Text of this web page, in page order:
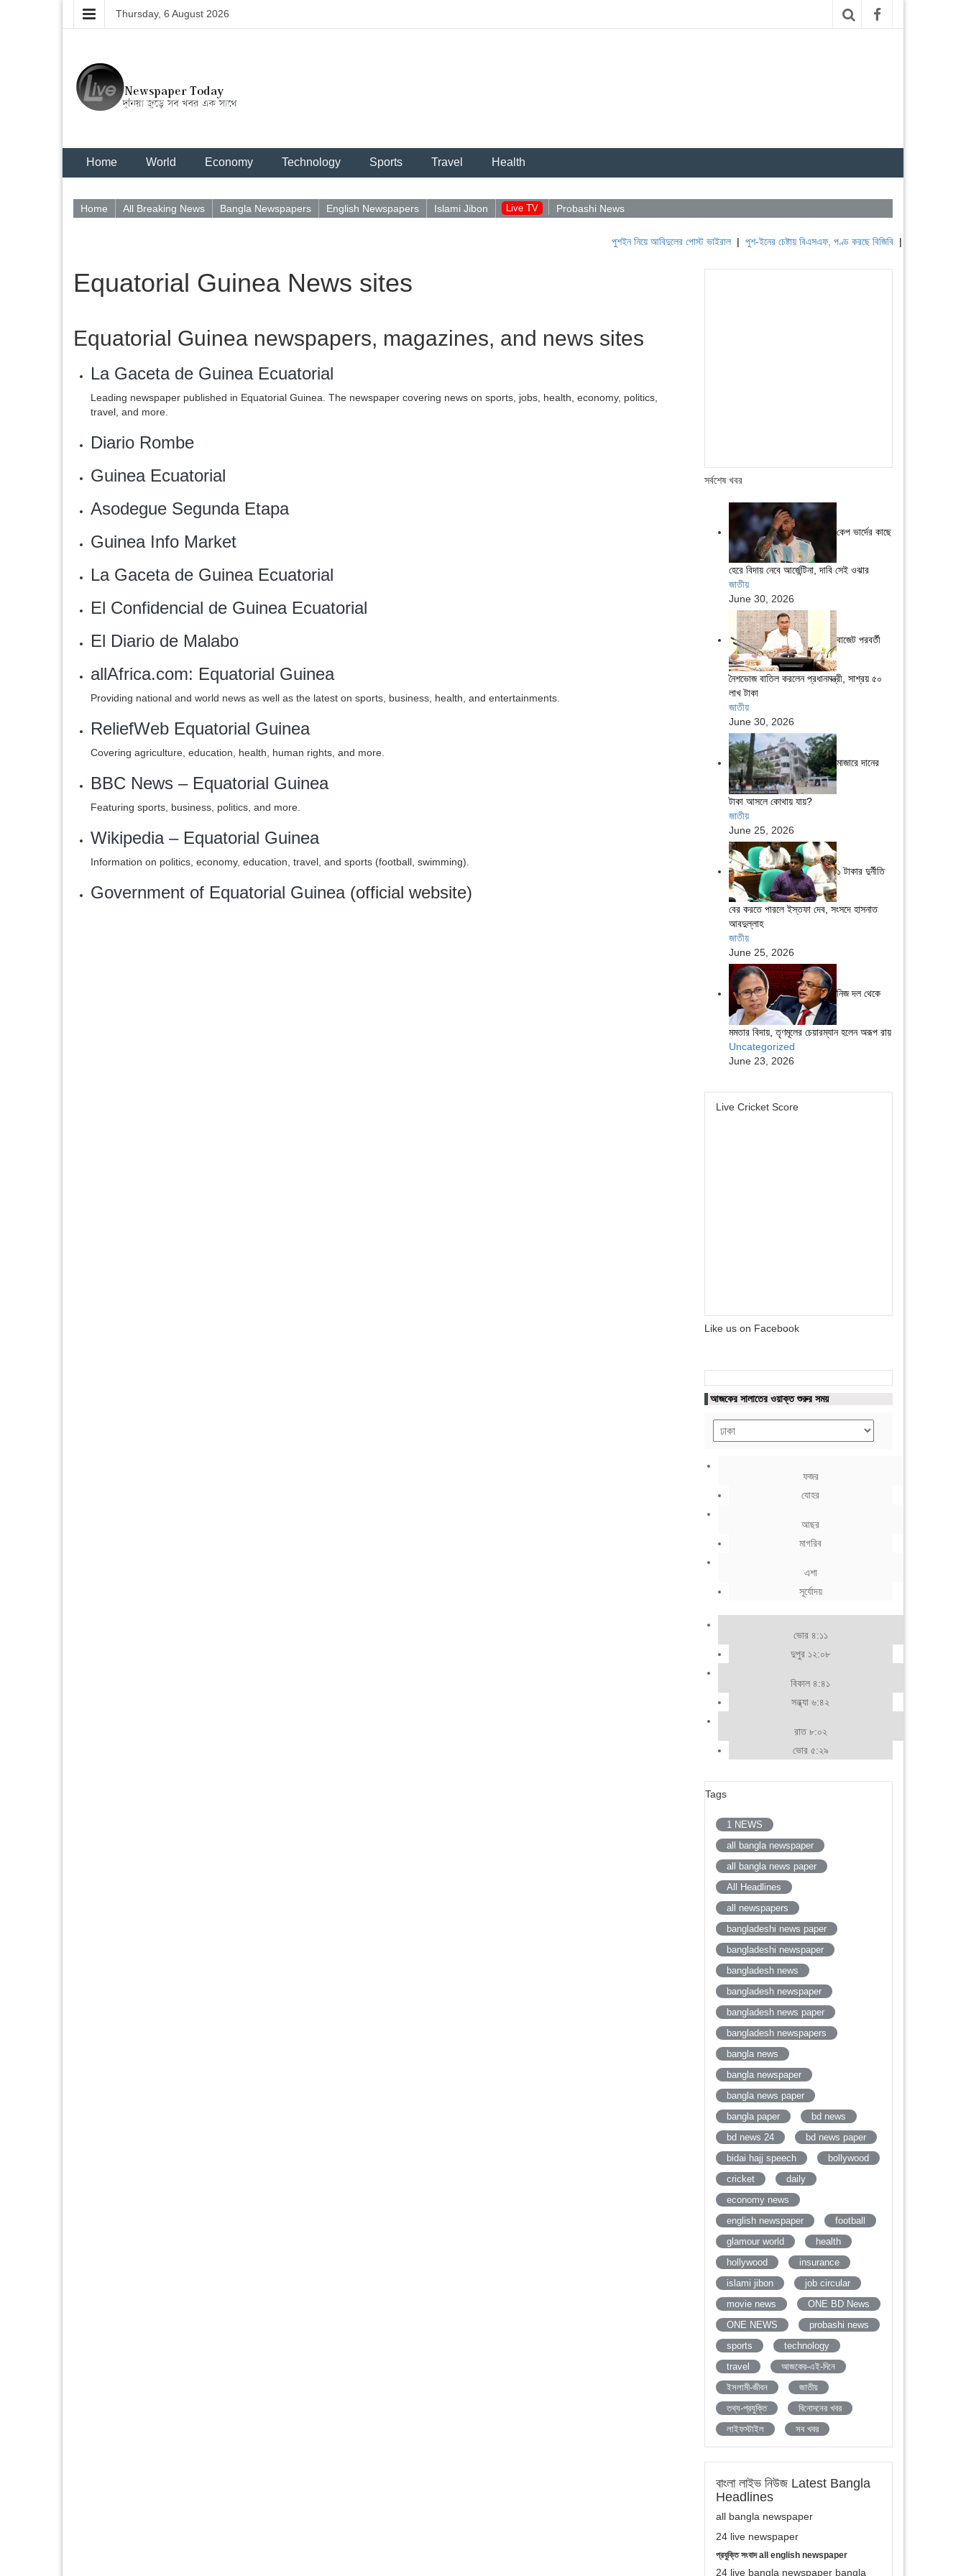
Thursday, 6 August 2026
Home World Economy Technology Sports Travel Health
Home All Breaking News Bangla Newspapers English Newspapers Islami Jibon Live TV Probashi News
পুশইন নিয়ে আবিদুলের পোস্ট ভাইরাল|পুশ-ইনের চেষ্টায় বিএসএফ, পণ্ড করছে বিজিবি|লেবাননের ঐতিহাসিক
Equatorial Guinea News sites
Equatorial Guinea newspapers, magazines, and news sites
La Gaceta de Guinea Ecuatorial
Leading newspaper published in Equatorial Guinea. The newspaper covering news on sports, jobs, health, economy, politics,
travel, and more.
Diario Rombe
Guinea Ecuatorial
‎Asodegue Segunda Etapa
‎Guinea Info Market
La Gaceta de Guinea Ecuatorial
El Confidencial de Guinea Ecuatorial
El Diario de Malabo
allAfrica.com: Equatorial Guinea
Providing national and world news as well as the latest on sports, business, health, and entertainments.
ReliefWeb Equatorial Guinea
Covering agriculture, education, health, human rights, and more.
BBC News – Equatorial Guinea
Featuring sports, business, politics, and more.
Wikipedia – Equatorial Guinea
Information on politics, economy, education, travel, and sports (football, swimming).
Government of Equatorial Guinea(official website)
সর্বশেষ খবর
কেপ ভার্দের কাছে
হেরে বিদায় নেবে আর্জেন্টিনা, দাবি সেই ওঝার
জাতীয়
June 30, 2026
বাজেট পরবর্তী
নৈশভোজ বাতিল করলেন প্রধানমন্ত্রী, সাশ্রয় ৫০
লাখ টাকা
জাতীয়
June 30, 2026
মাজারে দানের
টাকা আসলে কোথায় যায়?
জাতীয়
June 25, 2026
১ টাকার দুর্নীতি
বের করতে পারলে ইস্তফা দেব, সংসদে হাসনাত
আবদুল্লাহ
জাতীয়
June 25, 2026
নিজ দল থেকে
মমতার বিদায়, তৃণমূলের চেয়ারম্যান হলেন অরূপ রায়
Uncategorized
June 23, 2026
Live Cricket Score
Like us on Facebook
আজকের সালাতের ওয়াক্ত শুরুর সময়
ফজর
যোহর
আছর
মাগরিব
এশা
সূর্যোদয়
ভোর ৪:১১
দুপুর ১২:০৮
বিকাল ৪:৪১
সন্ধ্যা ৬:৪২
রাত ৮:০২
ভোর ৫:২৯
Tags
1 NEWS
all bangla newspaper
all bangla news paper
All Headlines
all newspapers
bangladeshi news paper
bangladeshi newspaper
bangladesh news
bangladesh newspaper
bangladesh news paper
bangladesh newspapers
bangla news
bangla newspaper
bangla news paper
bangla paper
bd news
bd news 24
bd news paper
bidai hajj speech
bollywood
cricket
daily
economy news
english newspaper
football
glamour world
health
hollywood
insurance
islami jibon
job circular
movie news
ONE BD News
ONE NEWS
probashi news
sports
technology
travel
আজকের-এই-দিনে
ইসলামী-জীবন
জাতীয়
তথ্য-প্রযুক্তি
বিনোদনের খবর
লাইফস্টাইল
সব খবর
বাংলা লাইভ নিউজ Latest Bangla
Headlines
all bangla newspaper
24 live newspaper
প্রযুক্তি সংবাদ all english newspaper
24 live bangla newspaper bangla